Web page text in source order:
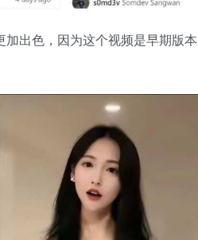
出色，因为这个视频是早期版本